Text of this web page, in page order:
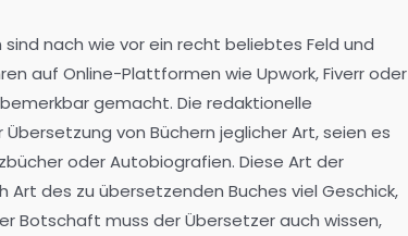
nach wie vor ein recht beliebtes Feld und
auf Online-Plattformen wie Upwork, Fiverr oder
gemacht. Die redaktionelle
von Büchern jeglicher Art, seien es
oder Autobiografien. Diese Art der
des zu übersetzenden Buches viel Geschick,
Botschaft muss der Übersetzer auch wissen,